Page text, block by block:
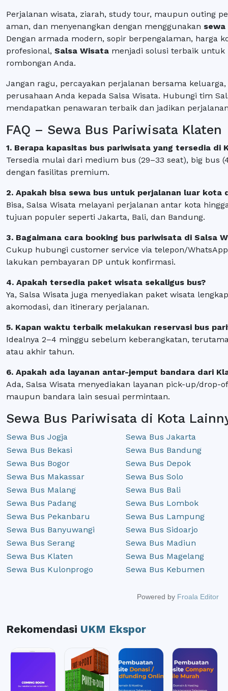
Perjalanan wisata, ziarah, study tour, maupun outing
aman, dan menyenangkan dengan menggunakan
Dengan armada modern, sopir berpengalaman, harga
profesional, Salsa Wisata menjadi solusi terbaik
rombongan Anda.
Jangan ragu, percayakan perjalanan bersama
perusahaan Anda kepada Salsa Wisata. Hubungi tim
mendapatkan penawaran terbaik dan jadikan
FAQ – Sewa Bus Pariwisata Klaten
1. Berapa kapasitas bus pariwisata yang tersedia di
Tersedia mulai dari medium bus (29–33 seat), big bus
dengan fasilitas premium.
2. Apakah bisa sewa bus untuk perjalanan luar kota
Bisa, Salsa Wisata melayani perjalanan antar kota
tujuan populer seperti Jakarta, Bali, dan Bandung.
3. Bagaimana cara booking bus pariwisata di Salsa
Cukup hubungi customer service via telepon/
lakukan pembayaran DP untuk konfirmasi.
4. Apakah tersedia paket wisata sekaligus bus?
Ya, Salsa Wisata juga menyediakan paket wisata
akomodasi, dan itinerary perjalanan.
5. Kapan waktu terbaik melakukan reservasi bus
Idealnya 2–4 minggu sebelum keberangkatan,
atau akhir tahun.
6. Apakah ada layanan antar-jemput bandara dari
Ada, Salsa Wisata menyediakan layanan pick-up/drop-
maupun bandara lain sesuai permintaan.
Sewa Bus Pariwisata di Kota
Sewa Bus Jogja
Sewa Bus Jakarta
Sewa Bus Bekasi
Sewa Bus Bandung
Sewa Bus Bogor
Sewa Bus Depok
Sewa Bus Makassar
Sewa Bus Solo
Sewa Bus Malang
Sewa Bus Bali
Sewa Bus Padang
Sewa Bus Lombok
Sewa Bus Pekanbaru
Sewa Bus Lampung
Sewa Bus Banyuwangi
Sewa Bus Sidoarjo
Sewa Bus Serang
Sewa Bus Madiun
Sewa Bus Klaten
Sewa Bus Magelang
Sewa Bus Kulonprogo
Sewa Bus Kebumen
Powered by Froala Editor
Rekomendasi UKM Ekspor